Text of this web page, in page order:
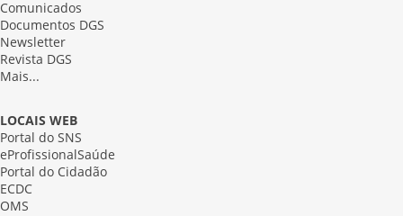
Comunicados
Documentos DGS
Newsletter
Revista DGS
Mais...
LOCAIS WEB
Portal do SNS
eProfissionalSaúde
Portal do Cidadão
ECDC
OMS